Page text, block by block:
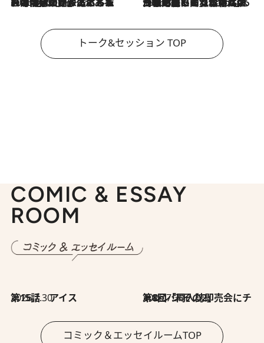
トーク&セッション TOP
COMIC & ESSAY
ROOM
2026.7.30
第15話 アイス 2026.7.30
第8回「同人誌即売会にチャレンジ その2」
コミック＆エッセイルームTOP